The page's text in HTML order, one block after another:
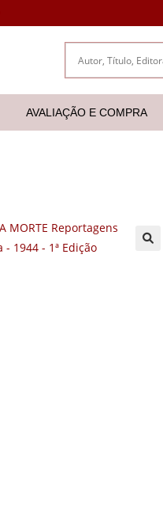
AVALIAÇÃO E COMPRA